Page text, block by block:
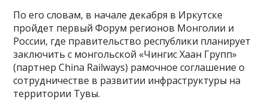
По его словам, в начале декабря в Иркутске
пройдет первый Форум регионов Монголии и
России, где правительство республики планирует
заключить с монгольской «Чингис Хаан Групп»
(партнер China Railways) рамочное соглашение о
сотрудничестве в развитии инфраструктуры на
территории Тувы.